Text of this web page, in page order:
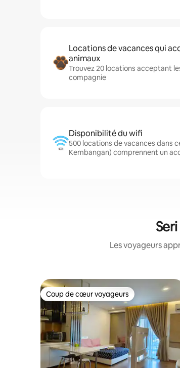
Locations de vacances qui
animaux
Trouvez 20 locations acceptant
compagnie
Disponibilité du wifi
500 locations de vacances dans
Kembangan) comprennent un
Les voyageurs
Coup de cœur voyageurs
Coup de cœur voyageurs